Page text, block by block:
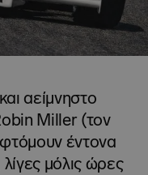
αείμνηστο
Miller (τον
έντονα
μόλις ώρες